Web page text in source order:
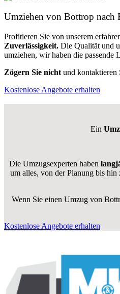
Umziehen von Bottrop nach
Profitieren Sie von unserem
Zuverlässigkeit. Die Qualität und
umziehen, wir haben die passende
Zögern Sie nicht und kontaktieren
Kostenlose Angebote erhalten
Ein
Die Umzugsexperten haben
um alles, von der Planung bis
Wenn Sie einen Umzug von
Kostenlose Angebote erhalten